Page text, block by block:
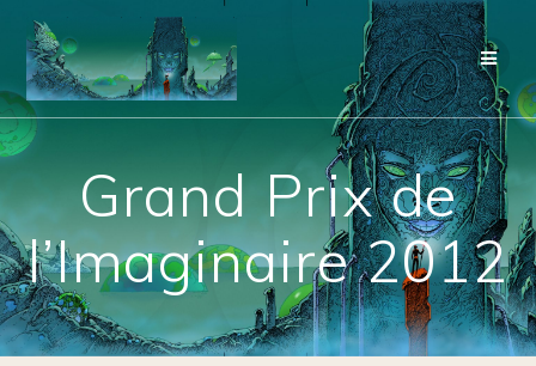
Grand Prix de
l’Imaginaire 2012